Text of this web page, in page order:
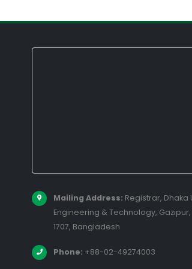
Mailing Address: Registrar, Dhaka
Engineering & Technology,
1707, Bangladesh
Phone: +88-02-49274003